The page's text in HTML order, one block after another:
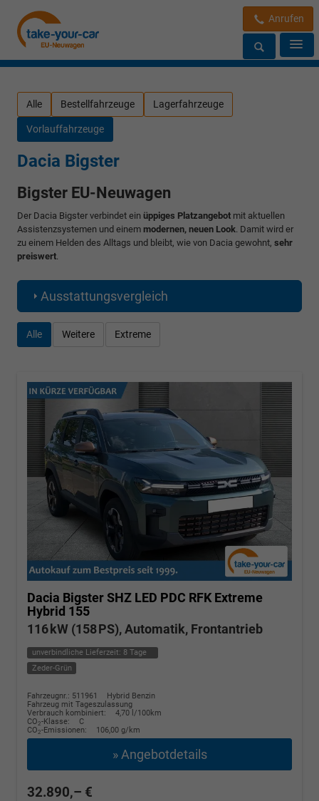
Anrufen
Alle Bestellfahrzeuge Lagerfahrzeuge
Vorlauffahrzeuge
Dacia Bigster
Bigster EU-Neuwagen
Der Dacia Bigster verbindet ein üppiges Platzangebot mit aktuellen
Assistenzsystemen und einem modernen, neuen Look . Damit wird er
zu einem Helden des Alltags und bleibt, wie von Dacia gewohnt, sehr
preiswert
Ausstattungsvergleich
Alle Weitere Extreme
Dacia BigsterSHZ LED PDC RFK Extreme
Hybrid 155
116 kW (158 PS), Automatik, Frontantrieb
unverbindliche Lieferzeit: 8 Tage
Zeder-Grün
Fahrzeugnr.: 511961
Hybrid Benzin
Fahrzeug mit Tageszulassung
Verbrauch kombiniert:
4,70 l/100km
CO2-Klasse:
C
CO2-Emissionen: 106,00 g/km
» Angebotdetails
32.890,– €